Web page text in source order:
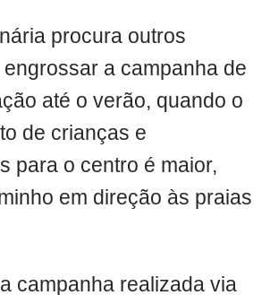
procura outros
a campanha de
até o verão, quando o
de crianças e
para o centro é maior,
em direção às praias
campanha realizada via